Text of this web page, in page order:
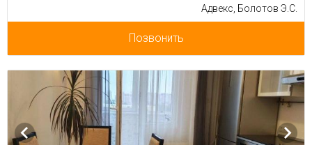
Адвекс, Болотов Э.С.
Позвонить